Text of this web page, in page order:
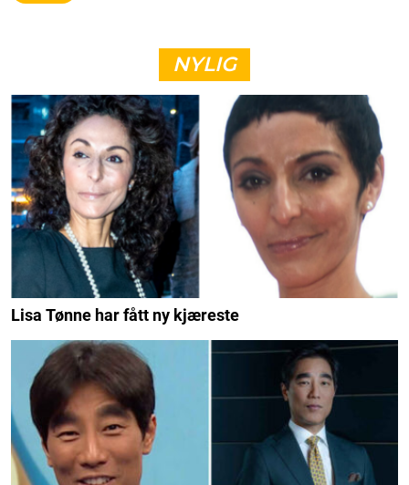
NYLIG
Lisa Tønne har fått ny kjæreste